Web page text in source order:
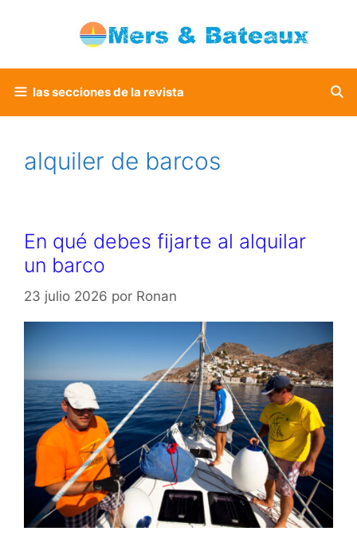
las secciones de la revista
alquiler de barcos
En qué debes fijarte al alquilar
un barco
23 julio 2026 por Ronan